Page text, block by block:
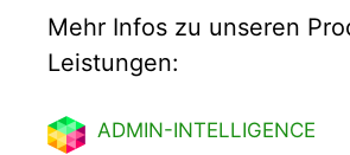
Mehr Infos zu unseren
Leistungen:
ADMIN-INTELLIGENCE